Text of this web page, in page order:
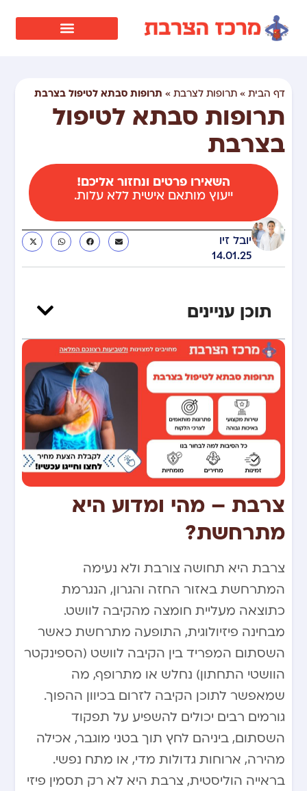
דף הבית »תרופות לצרבת » תרופות סבתא לטיפול בצרבת
תרופות סבתא לטיפול
בצרבת
השאירו פרטים ונחזור אליכם!
ייעוץ מותאם אישית ללא עלות.
יובל זיו
14.01.25
תוכן עניינים
צרבת – מהי ומדוע היא
מתרחשת?
צרבת היא תחושה צורבת ולא נעימה
המתרחשת באזור החזה והגרון, הנגרמת
כתוצאה מעליית חומצה מהקיבה לוושט.
מבחינה פיזיולוגית, התופעה מתרחשת כאשר
השסתום המפריד בין הקיבה לוושט (הספינקטר
הוושטי התחתון) נחלש או מתרופף, מה
שמאפשר לתוכן הקיבה לזרום בכיוון ההפוך.
גורמים רבים יכולים להשפיע על תפקוד
השסתום, ביניהם לחץ תוך בטני מוגבר, אכילה
מהירה, ארוחות גדולות מדי, או מתח נפשי.
בראייה הוליסטית, צרבת היא לא רק תסמין פיזי